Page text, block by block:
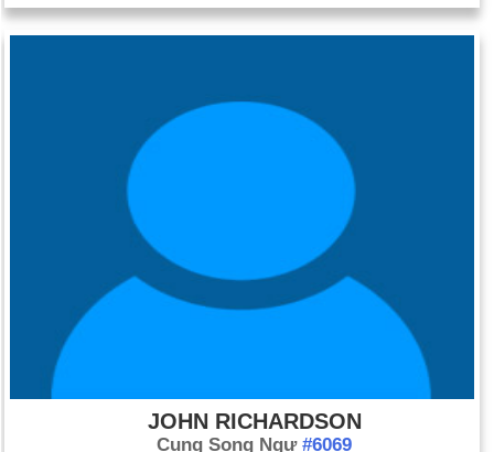
JOHN RICHARDSON
Cung Song Ngư #6069